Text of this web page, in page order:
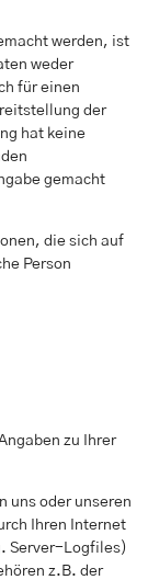
werden, ist
weder
für einen
der
hat keine
gemacht
die sich auf
Person
zu Ihrer
uns oder unseren
Ihren Internet
Server-Logfiles)
z.B. der